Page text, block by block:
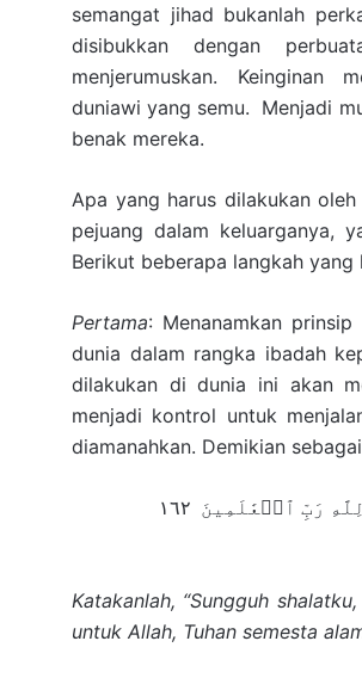
semangat jihad bukanlah
disibukkan dengan
menjerumuskan. Keinginan
duniawi yang semu. Menjadi
benak mereka.
Apa yang harus dilakukan
pejuang dalam keluarganya,
Berikut beberapa langkah
Pertama: Menanamkan
dunia dalam rangka ibadah
dilakukan di dunia ini akan
menjadi kontrol untuk
diamanahkan. Demikian
رَبِّ ٱلۡعَٰلَمِينَ ١٦٢
Katakanlah, “Sungguh
untuk Allah, Tuhan semesta